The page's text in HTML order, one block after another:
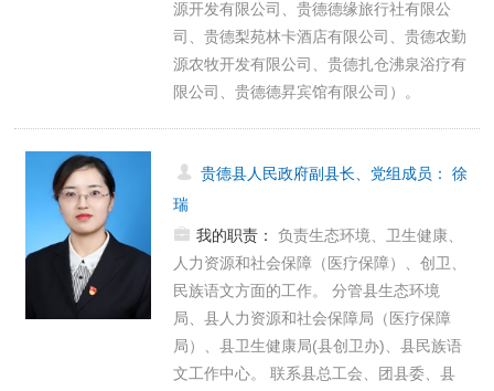
源开发有限公司、贵德德缘旅行社有限公
司、贵德梨苑林卡酒店有限公司、贵德农勤
源农牧开发有限公司、贵德扎仓沸泉浴疗有
限公司、贵德德昇宾馆有限公司）。
贵德县人民政府副县长、党组成员 ：
徐
瑞
我的职责：
负责生态环境、卫生健康、
人力资源和社会保障（医疗保障）、创卫、
民族语文方面的工作。 分管县生态环境
局、县人力资源和社会保障局（医疗保障
局）、县卫生健康局(县创卫办)、县民族语
文工作中心。 联系县总工会、团县委、县